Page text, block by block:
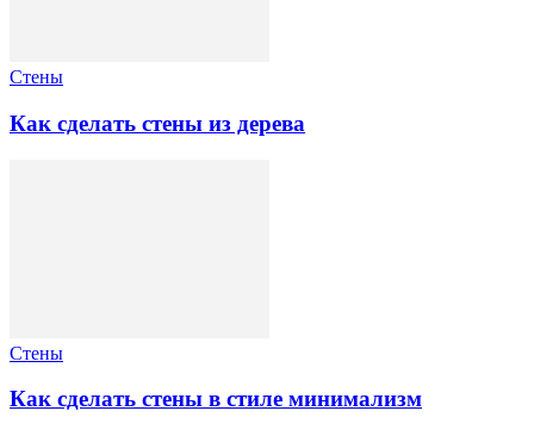
Стены
Как сделать стены из дерева
Стены
Как сделать стены в стиле минимализм